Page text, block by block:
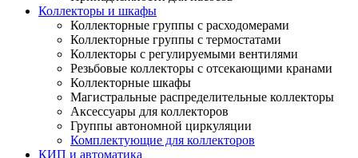
Коллекторы и шкафы
Коллекторные группы с расходомерами
Коллекторные группы с термостатами
Коллекторы с регулируемыми вентилями
Резьбовые коллекторы с отсекающими кранами
Коллекторные шкафы
Магистральные распределительные коллекторы
Аксессуары для коллекторов
Группы автономной циркуляции
Комплектующие для коллекторов
КИП и автоматика